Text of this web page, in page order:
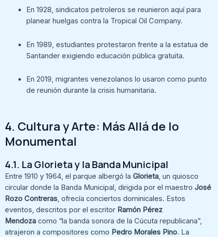
En 1928, sindicatos petroleros se reunieron aquí para
planear huelgas contra la Tropical Oil Company.
En 1989, estudiantes protestaron frente a la estatua de
Santander exigiendo educación pública gratuita.
En 2019, migrantes venezolanos lo usaron como punto
de reunión durante la crisis humanitaria.
4. Cultura y Arte: Más Allá de lo
Monumental
4.1. La Glorieta y la Banda Municipal
Entre 1910 y 1964, el parque albergó la Glorieta, un quiosco
circular donde la Banda Municipal, dirigida por el maestro José
Rozo Contreras, ofrecía conciertos dominicales. Estos
eventos, descritos por el escritor Ramón Pérez
Mendoza como “la banda sonora de la Cúcuta republicana”,
atrajeron a compositores como Pedro Morales Pino. La